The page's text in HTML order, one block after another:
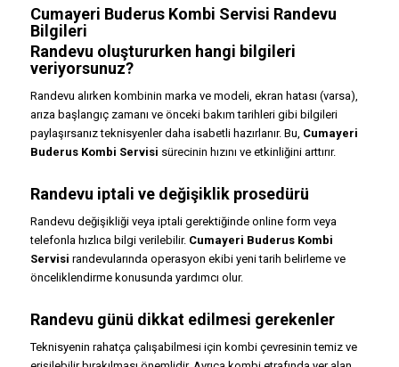
Cumayeri Buderus Kombi Servisi Randevu
Bilgileri
Randevu oluştururken hangi bilgileri
veriyorsunuz?
Randevu alırken kombinin marka ve modeli, ekran hatası (varsa),
arıza başlangıç zamanı ve önceki bakım tarihleri gibi bilgileri
paylaşırsanız teknisyenler daha isabetli hazırlanır. Bu, Cumayeri
Buderus Kombi Servisi sürecinin hızını ve etkinliğini arttırır.
Randevu iptali ve değişiklik prosedürü
Randevu değişikliği veya iptali gerektiğinde online form veya
telefonla hızlıca bilgi verilebilir. Cumayeri Buderus Kombi
Servisi randevularında operasyon ekibi yeni tarih belirleme ve
önceliklendirme konusunda yardımcı olur.
Randevu günü dikkat edilmesi gerekenler
Teknisyenin rahatça çalışabilmesi için kombi çevresinin temiz ve